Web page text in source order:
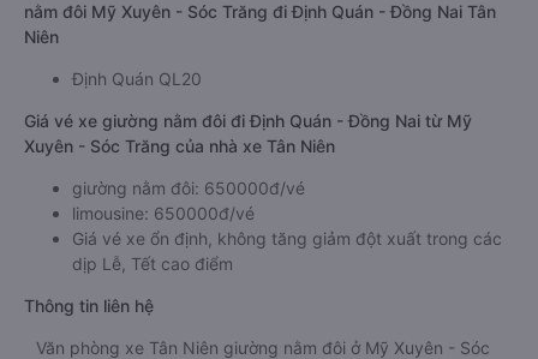
nằm đôi Mỹ Xuyên - Sóc Trăng đi Định Quán - Đồng Nai Tân
Niên
Định Quán QL20
Giá vé xe giường nằm đôi đi Định Quán - Đồng Nai từ Mỹ
Xuyên - Sóc Trăng của nhà xe Tân Niên
giường nằm đôi: 650000đ/vé
limousine: 650000đ/vé
Giá vé xe ổn định, không tăng giảm đột xuất trong các
dịp Lễ, Tết cao điểm
Thông tin liên hệ
Văn phòng xe Tân Niên giường nằm đôi ở Mỹ Xuyên - Sóc